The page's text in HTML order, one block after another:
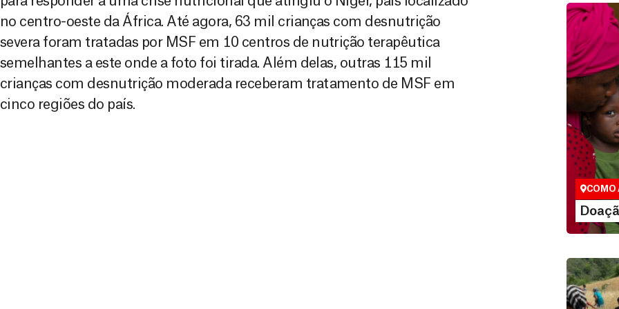
no centro-oeste da África. Até agora, 63 mil crianças com desnutrição
severa foram tratadas por MSF em 10 centros de nutrição terapêutica
semelhantes a este onde a foto foi tirada. Além delas, outras 115 mil
crianças com desnutrição moderada receberam tratamento de MSF em
cinco regiões do país.
Doação
São as
que nos
vidas em
COMO